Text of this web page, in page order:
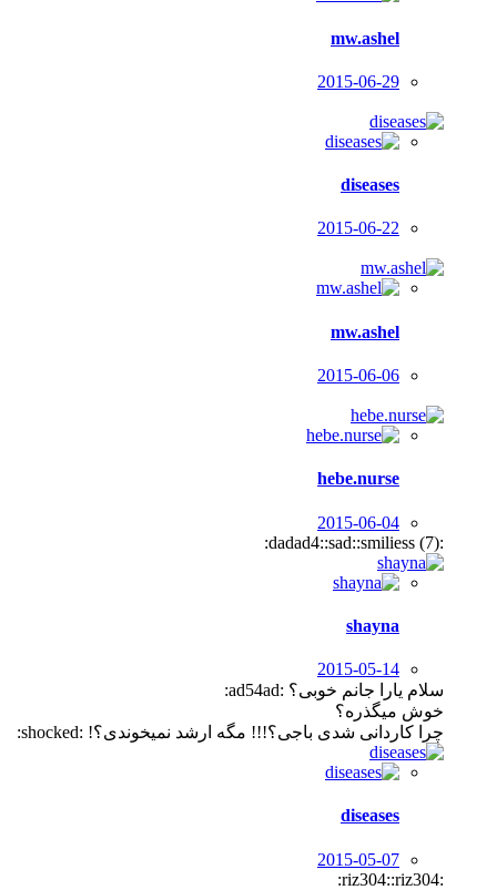
mw.ashel
2015-06-29
diseases
2015-06-22
mw.ashel
2015-06-06
hebe.nurse
2015-06-04
:dadad4::sad::smiliess (7):
shayna
2015-05-14
سلام یارا جانم خوبی؟ :ad54ad:
خوش میگذره؟
چرا کاردانی شدی باجی؟!!! مگه ارشد نمیخوندی؟! :shocked:
diseases
2015-05-07
:riz304::riz304: